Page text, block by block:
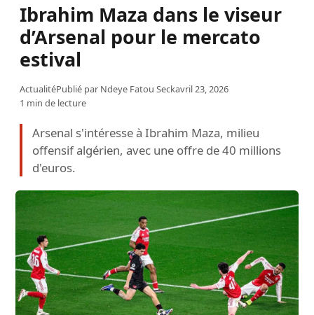
Ibrahim Maza dans le viseur
d’Arsenal pour le mercato
estival
ActualitéPublié par Ndeye Fatou Seckavril 23, 2026
1 min de lecture
Arsenal s'intéresse à Ibrahim Maza, milieu
offensif algérien, avec une offre de 40 millions
d'euros.